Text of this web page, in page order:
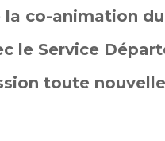
la co-animation
le Service
toute